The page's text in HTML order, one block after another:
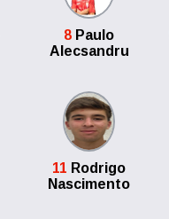
8 Paulo
Alecsandru
11 Rodrigo
Nascimento